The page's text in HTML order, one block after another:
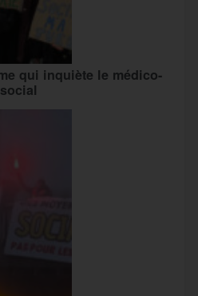
qui inquiète le médico-
social